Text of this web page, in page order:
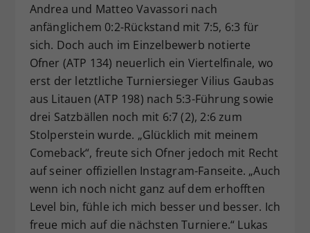
Andrea und Matteo Vavassori nach
anfänglichem 0:2-Rückstand mit 7:5, 6:3 für
sich. Doch auch im Einzelbewerb notierte
Ofner (ATP 134) neuerlich ein Viertelfinale, wo
erst der letztliche Turniersieger Vilius Gaubas
aus Litauen (ATP 198) nach 5:3-Führung sowie
drei Satzbällen noch mit 6:7 (2), 2:6 zum
Stolperstein wurde. „Glücklich mit meinem
Comeback“, freute sich Ofner jedoch mit Recht
auf seiner offiziellen Instagram-Fanseite. „Auch
wenn ich noch nicht ganz auf dem erhofften
Level bin, fühle ich mich besser und besser. Ich
freue mich auf die nächsten Turniere.“ Lukas